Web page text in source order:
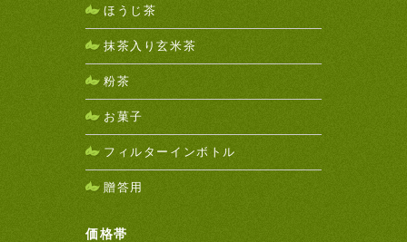
ほうじ茶
抹茶入り玄米茶
粉茶
お菓子
フィルターインボトル
贈答用
価格帯